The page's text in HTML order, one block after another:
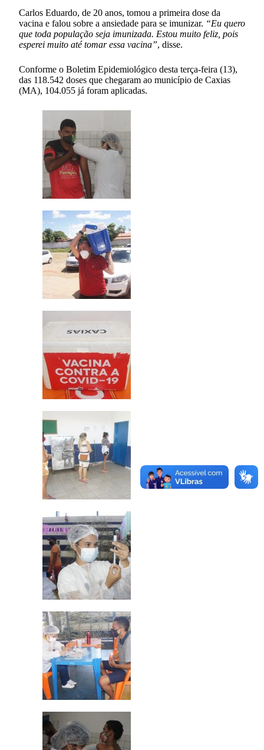
Carlos Eduardo, de 20 anos, tomou a primeira dose da
vacina e falou sobre a ansiedade para se imunizar. “Eu quero
que toda população seja imunizada. Estou muito feliz, pois
esperei muito até tomar essa vacina”, disse.
Conforme o Boletim Epidemiológico desta terça-feira (13),
das 118.542 doses que chegaram ao município de Caxias
(MA), 104.055 já foram aplicadas.